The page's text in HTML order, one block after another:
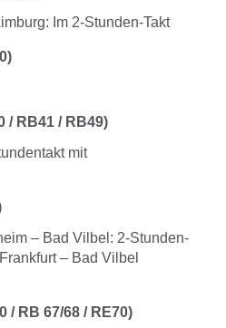
Im 2-Stunden-Takt
/ RB41 / RB49)
mit
– Bad Vilbel: 2-Stunden-
– Bad Vilbel
/ RB 67/68 / RE70)